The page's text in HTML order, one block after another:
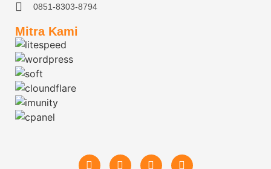
0851-8303-8794
Mitra Kami